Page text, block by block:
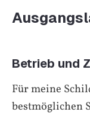
Betrieb und
Für meine
bestmöglichen